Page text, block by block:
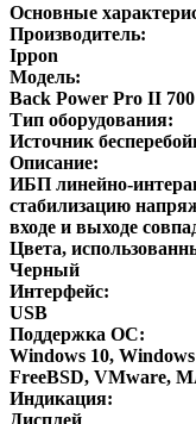
Основные
Производитель:
Ippon
Модель:
Back Power Pro II 700
Тип оборудования:
Источник
Описание:
ИБП линейно-
стабилизацию
входе и выходе
Цвета,
Черный
Интерфейс:
USB
Поддержка ОС:
Windows 10,
FreeBSD, VMware,
Индикация:
Дисплей